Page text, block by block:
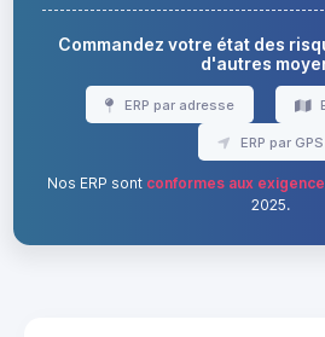
Commandez votre état des
d'autres
ERP par adresse
ERP par GPS
Nos ERP sont conformes aux
2025.